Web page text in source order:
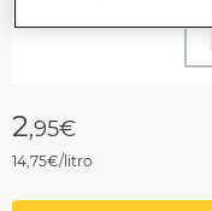
2,95€
14,75€/litro